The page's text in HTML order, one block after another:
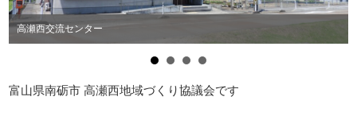
高瀬西交流センター
富山県南砺市 高瀬西地域づくり協議会です